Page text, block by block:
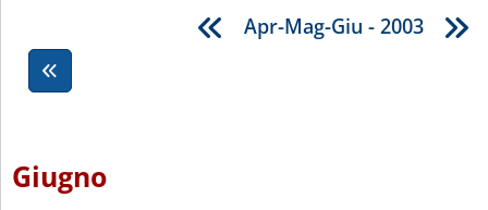
Apr-Mag-Giu - 2003
Giugno